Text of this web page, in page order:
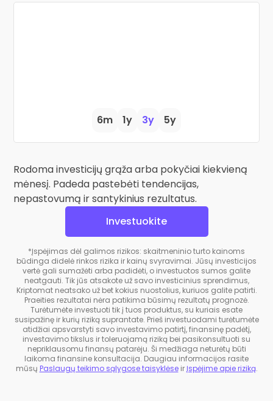
6m 1y 3y 5y
Rodoma investicijų grąža arba pokyčiai kiekvieną
mėnesį. Padeda pastebėti tendencijas,
nepastovumą ir santykinius rezultatus.
Investuokite
*Įspėjimas dėl galimos rizikos: skaitmeninio turto kainoms
būdinga didelė rinkos rizika ir kainų svyravimai. Jūsų investicijos
vertė gali sumažėti arba padidėti, o investuotos sumos galite
neatgauti. Tik jūs atsakote už savo investicinius sprendimus,
Kriptomat neatsako už bet kokius nuostolius, kuriuos galite patirti.
Praeities rezultatai nėra patikima būsimų rezultatų prognozė.
Turėtumėte investuoti tik į tuos produktus, su kuriais esate
susipažinę ir kurių riziką suprantate. Prieš investuodami turėtumėte
atidžiai apsvarstyti savo investavimo patirtį, finansinę padėtį,
investavimo tikslus ir toleruojamą riziką bei pasikonsultuoti su
nepriklausomu finansų patarėju. Ši medžiaga neturėtų būti
laikoma finansine konsultacija. Daugiau informacijos rasite
mūsų Paslaugų teikimo sąlygose taisyklėseir Įspėjime apie riziką.